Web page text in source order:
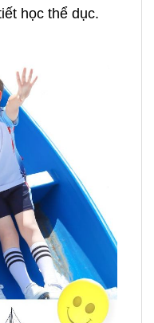
học thể dục.